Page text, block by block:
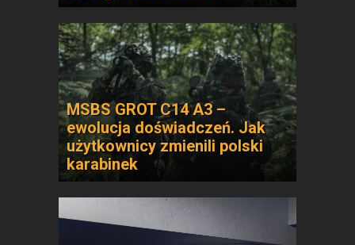
MSBS GROT C14 A3 –
ewolucja doświadczeń. Jak
użytkownicy zmienili polski
karabinek